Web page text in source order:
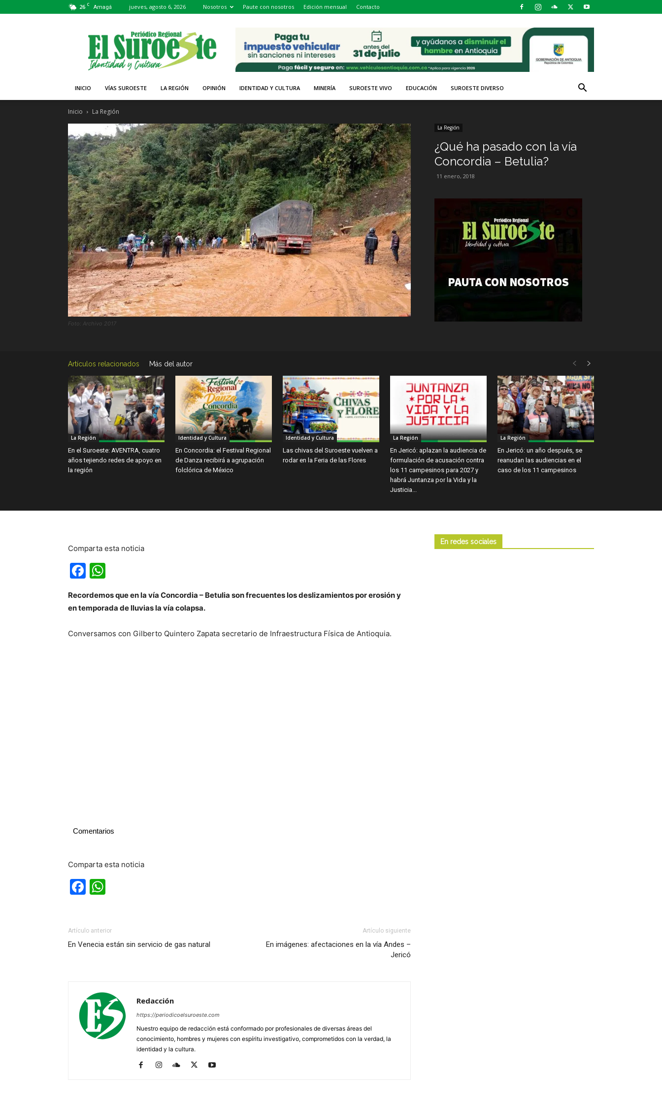
26 C Amagá jueves, agosto 6, 2026 Nosotros Paute con nosotros Edición mensual Contacto
Periódico
El
Suroeste
INICIO VÍAS SUROESTE LA REGIÓN OPINIÓN IDENTIDAD Y CULTURA MINERÍA SUROESTE VIVO EDUCACIÓN SUROESTE DIVERSO
Inicio La Región
La Región
¿Qué ha pasado con la vía
Concordia – Betulia?
11 enero, 2018
Foto: Archivo 2017
Artículos relacionados Más del autor
La Región
En el Suroeste: AVENTRA, cuatro
años tejiendo redes de apoyo en
la región
Identidad y Cultura
En Concordia: el Festival Regional
de Danza recibirá a agrupación
folclórica de México
Identidad y Cultura
Las chivas del Suroeste vuelven a
rodar en la Feria de las Flores
La Región
En Jericó: aplazan la audiencia de
formulación de acusación contra
los 11 campesinos para 2027 y
habrá Juntanza por la Vida y la
Justicia...
La Región
En Jericó: un año después, se
reanudan las audiencias en el
caso de los 11 campesinos
Comparta esta noticia
Facebook
Recordemos que en la vía Concordia – Betulia son frecuentes los deslizamientos por erosión y
en temporada de lluvias la vía colapsa.
Conversamos con Gilberto Quintero Zapata secretario de Infraestructura Física de Antioquia.
Comentarios
Comparta esta noticia
Facebook
Artículo anterior
En Venecia están sin servicio de gas natural
Artículo siguiente
En imágenes: afectaciones en la vía Andes –
Jericó
Redacción
https://periodicoelsuroeste.com
Nuestro equipo de redacción está conformado por profesionales de diversas áreas del
conocimiento, hombres y mujeres con espíritu investigativo, comprometidos con la verdad, la
identidad y la cultura.
En redes sociales